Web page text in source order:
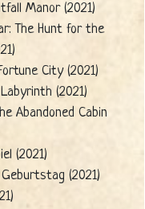
Manor (2021)
The Hunt for the
City (2021)
(2021)
Abandoned Cabin
(2021)
(2021)